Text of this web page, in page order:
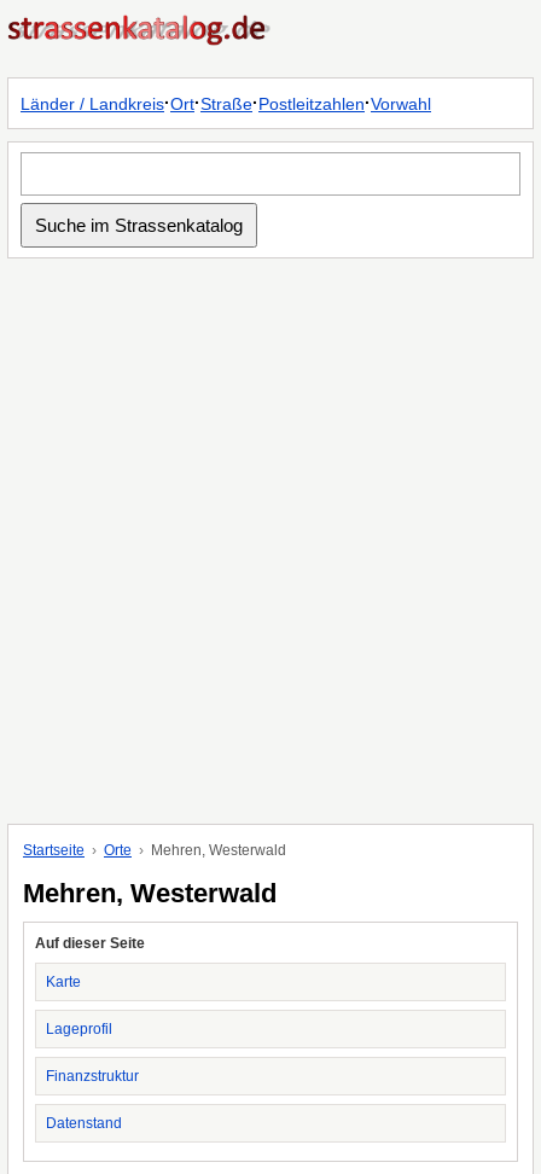
Länder / Landkreis·Ort·Straße·Postleitzahlen·Vorwahl
Startseite Orte Mehren, Westerwald
Mehren, Westerwald
Auf dieser Seite
Karte
Lageprofil
Finanzstruktur
Datenstand